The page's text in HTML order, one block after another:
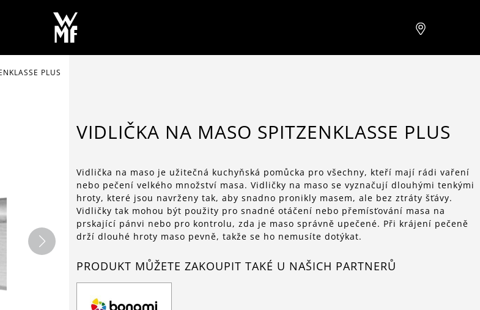
PLUS
VIDLIČKA NA MASO SPITZENKLASSE PLUS
Vidlička na maso je užitečná kuchyňská pomůcka pro všechny, kteří mají rádi vaření
nebo pečení velkého množství masa. Vidličky na maso se vyznačují dlouhými tenkými
hroty, které jsou navrženy tak, aby snadno pronikly masem, ale bez ztráty šťávy.
Vidličky tak mohou být použity pro snadné otáčení nebo přemísťování masa na
prskající pánvi nebo pro kontrolu, zda je maso správně upečené. Při krájení pečeně
drží dlouhé hroty maso pevně, takže se ho nemusíte dotýkat.
PRODUKT MŮŽETE ZAKOUPIT TAKÉ U NAŠICH PARTNERŮ